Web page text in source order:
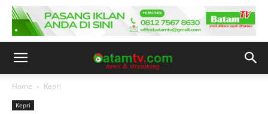
Home Kepri
Kepri